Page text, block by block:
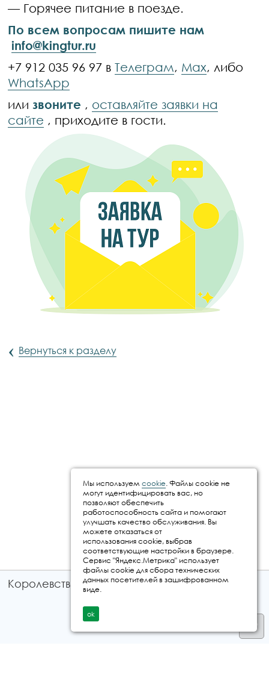
— Горячее питание в поезде.
По всем вопросам пишите нам
info@kingtur.ru
+7 912 035 96 97 вТелеграм, Max, либо
WhatsApp
илизвоните , оставляйте заявки на
сайте , приходите в гости.
‹ Вернуться к разделу
Королевство путешествий © 2026
Мы используем cookie. Файлы cookie не
могут идентифицировать вас, но
позволяют обеспечить
работоспособность сайта и помогают
улучшать качество обслуживания. Вы
можете отказаться от
использования cookie, выбрав
соответствующие настройки в браузере.
Сервис "Яндекс.Метрика" использует
файлы cookie для сбора технических
данных посетителей в зашифрованном
виде.
ok